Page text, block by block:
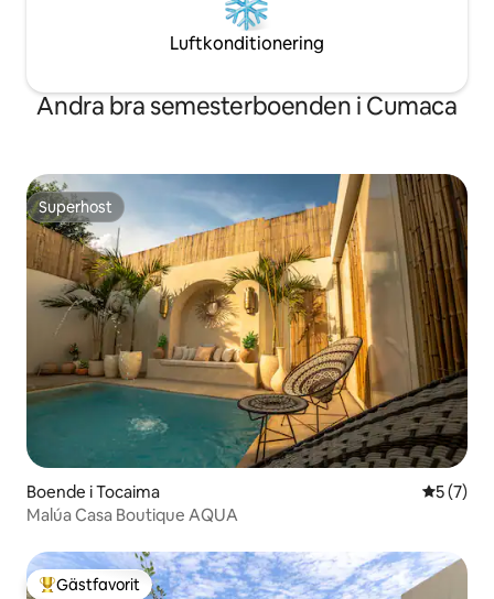
Luftkonditionering
Andra bra semesterboenden i Cumaca
Superhost
Superhost
Boende i Tocaima 5 av 5 i
5 (7)
Malúa Casa Boutique AQUA
Populär gästfavorit
Gästfavorit